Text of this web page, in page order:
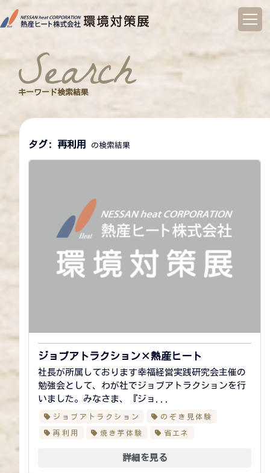
コ
ン
プ
search
キーワード検索結果
タグ: 再利用 の検索結果
ジョブアトラクション×熱産ヒート
社長が所属しております幸福経営実践研究会主催の
勉強会として、わが社でジョブアトラクションを行
いました。みなさま、『ジョ...
ジョブアトラクション のぞき見体験
再利用 焼き芋体験 省エネ
詳細を見る